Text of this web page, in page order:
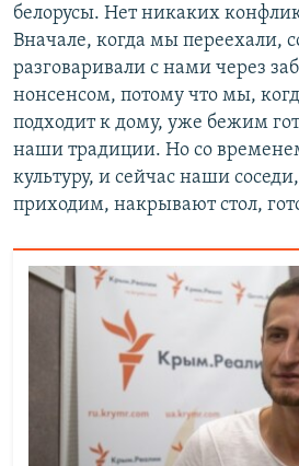
белорусы. Нет никаких
Вначале, когда мы переехали,
разговаривали с нами через
нонсенсом, потому что мы,
подходит к дому, уже бежим
наши традиции. Но со
культуру, и сейчас наши
приходим, накрывают стол,